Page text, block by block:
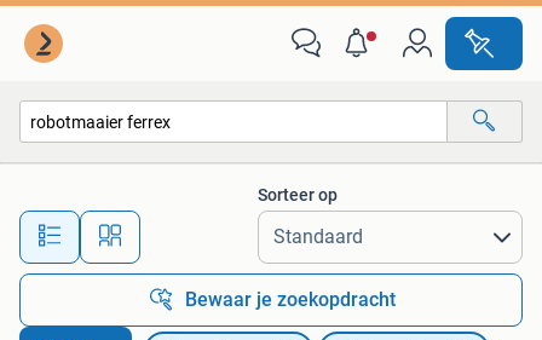
Alle afstanden…
Sorteer op
Bewaar je zoekopdracht